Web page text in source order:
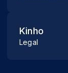
Legal
Kinho